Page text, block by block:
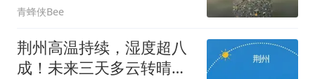
青蜂侠Bee
荆州高温持续，湿度超八
成！未来三天多云转晴，